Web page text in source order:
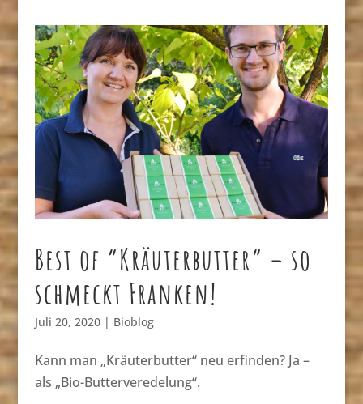
Best of “Kräuterbutter“ – so
schmeckt Franken!
Juli 20, 2020| Bioblog
Kann man „Kräuterbutter“ neu erfinden? Ja –
als „Bio-Butterveredelung“.